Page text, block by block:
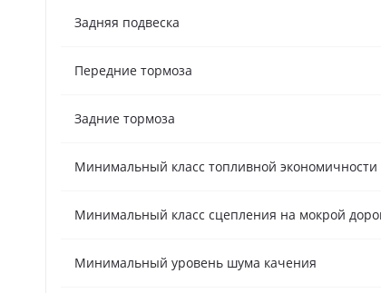
Задняя подвеска
Передние тормоза
Задние тормоза
Минимальный класс топливной экономичности
Минимальный класс сцепления на мокрой
Минимальный уровень шума качения